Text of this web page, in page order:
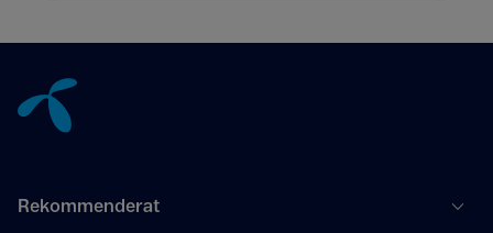
Rekommenderat